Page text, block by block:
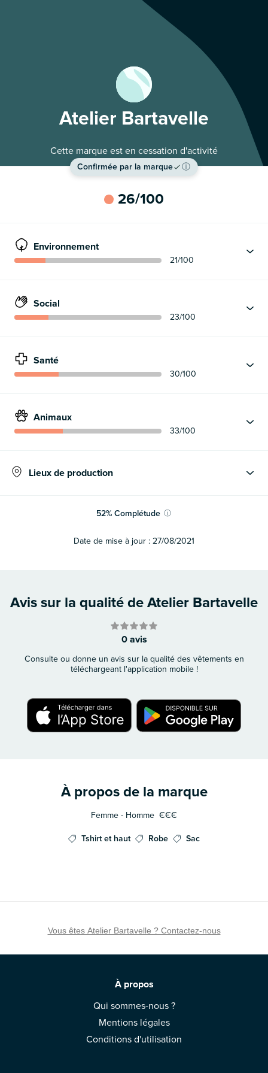
Atelier Bartavelle
Cette marque est en cessation d'activité
Confirmée par la marque ⓘ
26/100
Environnement
21/100
Social
23/100
Santé
30/100
Animaux
33/100
Lieux de production
52%Complétude ⓘ
Date de mise à jour : 27/08/2021
Avis sur la qualité de Atelier Bartavelle
0 avis
Consulte ou donne un avis sur la qualité des vêtements en
téléchargeant l'application mobile !
À propos de la marque
Femme - Homme €€€
Tshirt et haut Robe Sac
Vous êtes Atelier Bartavelle ? Contactez-nous
À propos
Qui sommes-nous ?
Mentions légales
Conditions d'utilisation